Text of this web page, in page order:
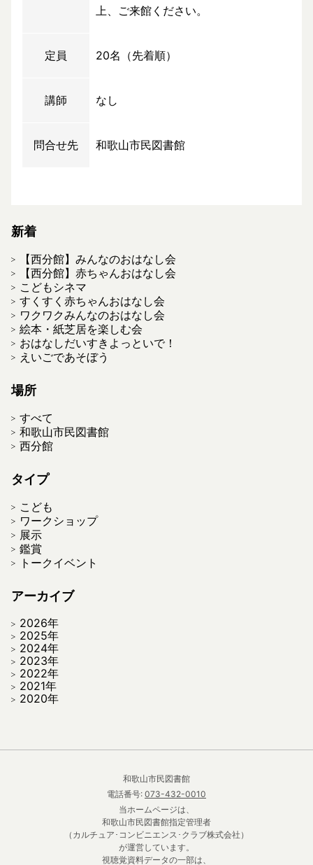
上、ご来館ください。
定員 20名（先着順）
講師 なし
問合せ先 和歌山市民図書館
新着
【西分館】みんなのおはなし会
【西分館】赤ちゃんおはなし会
こどもシネマ
すくすく赤ちゃんおはなし会
ワクワクみんなのおはなし会
絵本・紙芝居を楽しむ会
おはなしだいすきよっといで！
えいごであそぼう
場所
すべて
和歌山市民図書館
西分館
タイプ
こども
ワークショップ
展示
鑑賞
トークイベント
アーカイブ
2026年
2025年
2024年
2023年
2022年
2021年
2020年
和歌山市民図書館
電話番号: 073-432-0010
当ホームページは、
和歌山市民図書館指定管理者
（カルチュア･コンビニエンス･クラブ株式会社）
が運営しています。
視聴覚資料データの一部は、